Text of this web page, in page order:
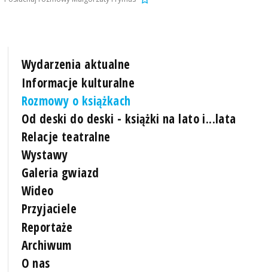
Wydarzenia aktualne
Informacje kulturalne
Rozmowy o książkach
Od deski do deski - książki na lato i...lata
Relacje teatralne
Wystawy
Galeria gwiazd
Wideo
Przyjaciele
Reportaże
Archiwum
O nas